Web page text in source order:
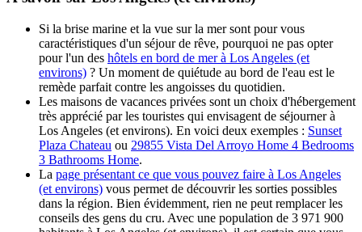
Si la brise marine et la vue sur la mer sont pour vous
caractéristiques d'un séjour de rêve, pourquoi ne pas opter
pour l'un des hôtels en bord de mer à Los Angeles (et
environs) ? Un moment de quiétude au bord de l'eau est le
remède parfait contre les angoisses du quotidien.
Les maisons de vacances privées sont un choix d'hébergement
très apprécié par les touristes qui envisagent de séjourner à
Los Angeles (et environs). En voici deux exemples : Sunset
Plaza Chateau ou 29855 Vista Del Arroyo Home 4 Bedrooms
3 Bathrooms Home.
La page présentant ce que vous pouvez faire à Los Angeles
(et environs) vous permet de découvrir les sorties possibles
dans la région. Bien évidemment, rien ne peut remplacer les
conseils des gens du cru. Avec une population de 3 971 900